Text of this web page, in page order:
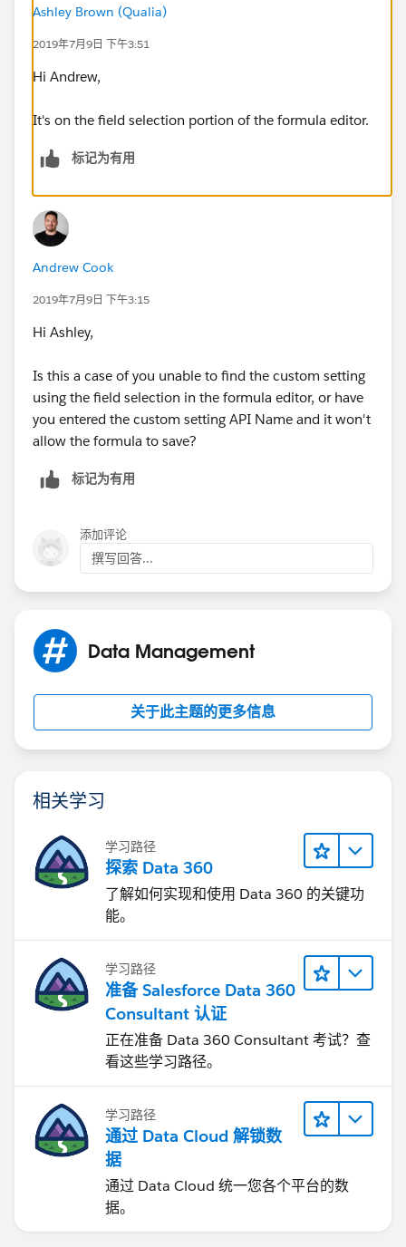
Ashley Brown (Qualia)
2019年7月9日 下午3:51
Hi Andrew,
It's on the field selection portion of the formula editor.
标记为有用
Andrew Cook
2019年7月9日 下午3:15
Hi Ashley,
Is this a case of you unable to find the custom setting
using the field selection in the formula editor, or have
you entered the custom setting API Name and it won't
allow the formula to save?
标记为有用
添加评论
撰写回答...
Data Management
关于此主题的更多信息
相关学习
学习路径
探索 Data 360
了解如何实现和使用 Data 360 的关键功
能。
学习路径
准备 Salesforce Data 360
Consultant 认证
正在准备 Data 360 Consultant 考试？查
看这些学习路径。
学习路径
通过 Data Cloud 解锁数
据
通过 Data Cloud 统一您各个平台的数
据。